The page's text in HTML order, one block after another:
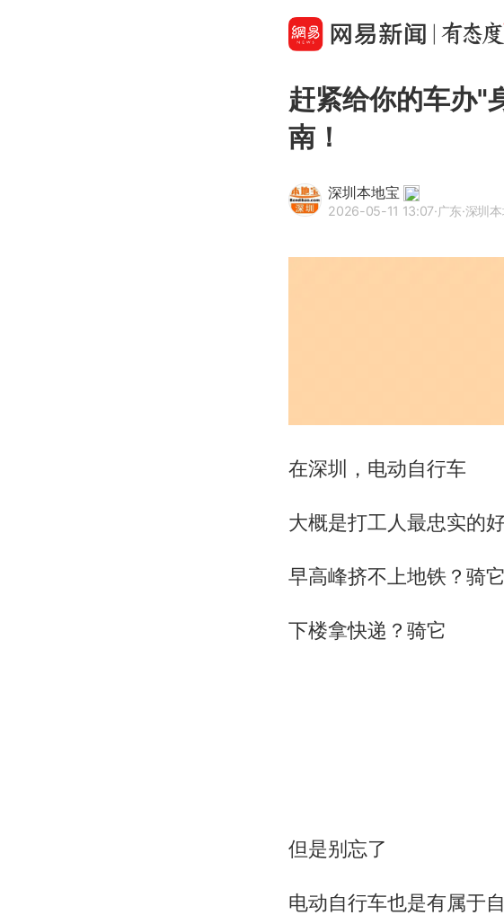
赶紧给你的车办"
南！
深圳本地宝
2026-05-11 13:07·广东·深圳
在深圳，电动自行车
大概是打工人最忠实的
早高峰挤不上地铁？骑它
下楼拿快递？骑它
但是别忘了
电动自行车也是有属于